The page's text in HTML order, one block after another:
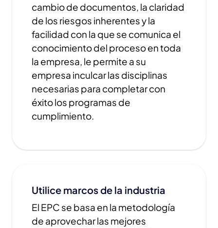
cambio de documentos, la claridad
de los riesgos inherentes y la
facilidad con la que se comunica el
conocimiento del proceso en toda
la empresa, le permite a su
empresa inculcar las disciplinas
necesarias para completar con
éxito los programas de
cumplimiento.
Utilice marcos de la industria
El EPC se basa en la metodología
de aprovechar las mejores